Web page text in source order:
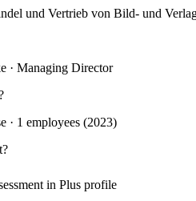
und Vertrieb von Bild- und
· Managing Director
· 1 employees (2023)
in Plus profile